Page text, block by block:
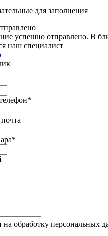
для заполнения
успешно отправлено. В
наш специалист
*
*
на обработку персональных